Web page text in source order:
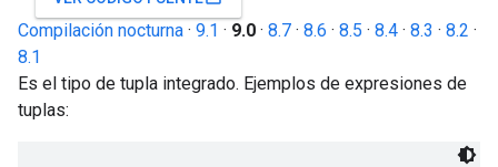
Compilación nocturna · 9.1 · 9.0 · 8.7 · 8.6 · 8.5 · 8.4 · 8.3 · 8.2 ·
8.1
Es el tipo de tupla integrado. Ejemplos de expresiones de
tuplas: